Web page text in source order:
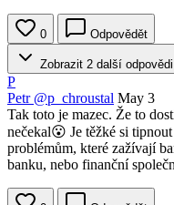
0 Odpovědět
Zobrazit 2 další odpovědi
P
Petr @p_chroustal May 3
Tak toto je mazec. Že to
nečekal😮 Je těžké si
problémům, které zažívají
banku, nebo finanční